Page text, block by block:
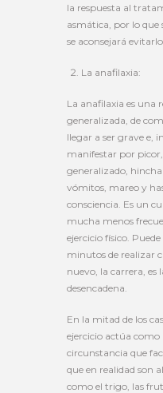
la respuesta al
asmática, por lo que
se aconsejará evitarlo.
La anafilaxia:
La anafilaxia es una
generalizada, de
llegar a ser grave e,
manifestar por
generalizado,
vómitos, mareo y
consciencia. Es un
mucha menos
ejercicio físico.
minutos de realizar
nuevo, la carrera, es
desencadena.
En la mitad de los
ejercicio actúa
circunstancia que
que en realidad son
como el trigo, las